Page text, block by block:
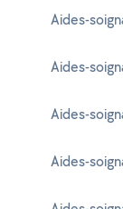
Aides-
Aides-
Aides-
Aides-